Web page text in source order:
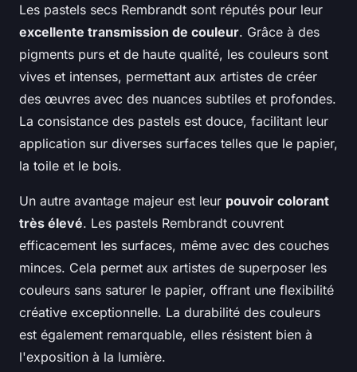
Les pastels secs Rembrandt sont réputés pour leur
excellente transmission de couleur. Grâce à des
pigments purs et de haute qualité, les couleurs sont
vives et intenses, permettant aux artistes de créer
des œuvres avec des nuances subtiles et profondes.
La consistance des pastels est douce, facilitant leur
application sur diverses surfaces telles que le papier,
la toile et le bois.
Un autre avantage majeur est leur pouvoir colorant
très élevé. Les pastels Rembrandt couvrent
efficacement les surfaces, même avec des couches
minces. Cela permet aux artistes de superposer les
couleurs sans saturer le papier, offrant une flexibilité
créative exceptionnelle. La durabilité des couleurs
est également remarquable, elles résistent bien à
l'exposition à la lumière.